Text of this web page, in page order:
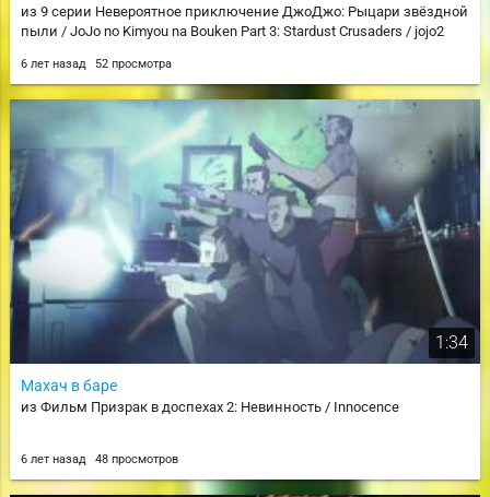
из 9 серии Невероятное приключение ДжоДжо: Рыцари звёздной
пыли / JoJo no Kimyou na Bouken Part 3: Stardust Crusaders / jojo2
6 лет назад 52 просмотра
1:34
Махач в баре
из Фильм Призрак в доспехах 2: Невинность / Innocence
6 лет назад 48 просмотров